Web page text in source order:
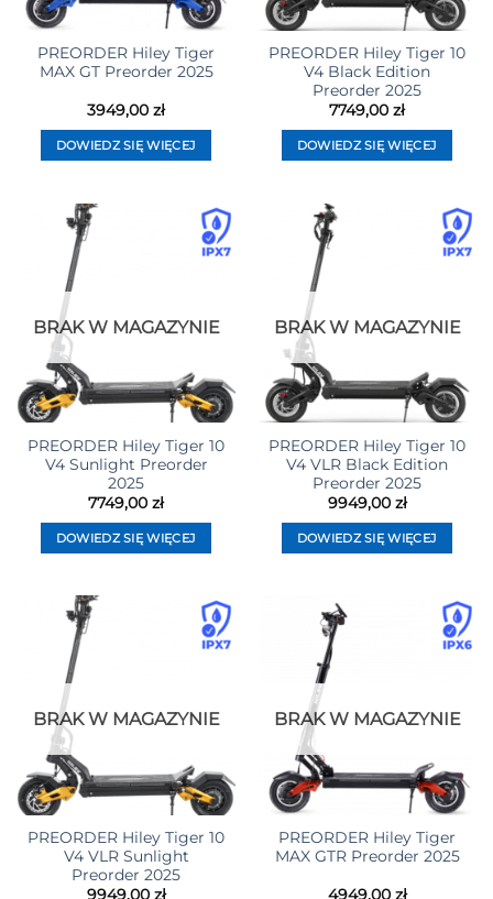
PREORDER Hiley Tiger
MAX GT Preorder 2025
3949,00 zł
DOWIEDZ SIĘ WIĘCEJ
PREORDER Hiley Tiger 10
V4 Black Edition
Preorder 2025
7749,00 zł
DOWIEDZ SIĘ WIĘCEJ
BRAK W MAGAZYNIE
PREORDER Hiley Tiger 10
V4 Sunlight Preorder
2025
7749,00 zł
DOWIEDZ SIĘ WIĘCEJ
BRAK W MAGAZYNIE
PREORDER Hiley Tiger 10
V4 VLR Black Edition
Preorder 2025
9949,00 zł
DOWIEDZ SIĘ WIĘCEJ
BRAK W MAGAZYNIE
PREORDER Hiley Tiger 10
V4 VLR Sunlight
Preorder 2025
9949,00 zł
BRAK W MAGAZYNIE
PREORDER Hiley Tiger
MAX GTR Preorder 2025
4949,00 zł